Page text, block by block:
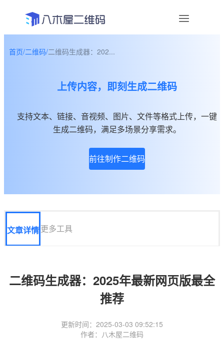
帮助中心
首页/二维码/二维码生成器：202...
上传内容，即刻生成二维码
支持文本、链接、音视频、图片、文件等格式上传，一键
生成二维码，满足多场景分享需求。
前往制作二维码
文章详情更多工具
二维码生成器：2025年最新网页版最全
推荐
更新时间：2025-03-03 09:52:15
作者：八木屋二维码